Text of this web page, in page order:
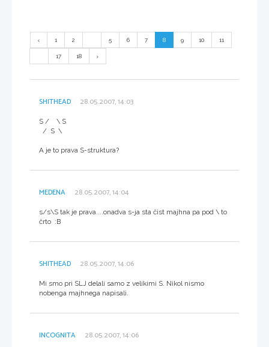
1 2 5 6 7 8 9 10 11
17 18
SHITHEAD 28.05.2007, 14:03
S / \ S
/ S \
A je to prava S-struktura?
MEDENA 28.05.2007, 14:04
s/s\S tak je prava....onadva s-ja sta čist majhna pa pod \ to
črto :B
SHITHEAD 28.05.2007, 14:06
Mi smo pri SLJ delali samo z velikimi S. Nikol nismo
nobenga majhnega napisali.
INCOGNITA 28.05.2007, 14:06